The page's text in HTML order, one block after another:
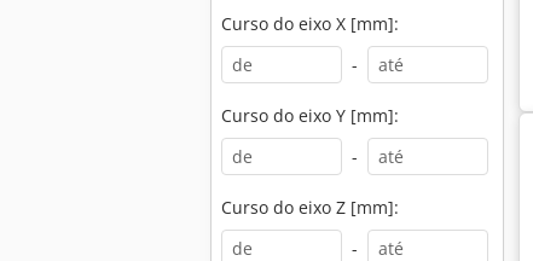
Curso do eixo X [mm]:
-
Curso do eixo Y [mm]:
-
Curso do eixo Z [mm]:
-